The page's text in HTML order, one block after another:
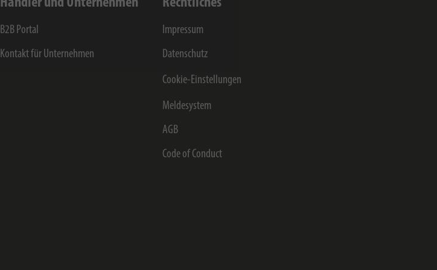
B2B Portal
Kontakt für Unternehmen
Impressum
Datenschutz
Cookie-Einstellungen
Meldesystem
AGB
Code of Conduct